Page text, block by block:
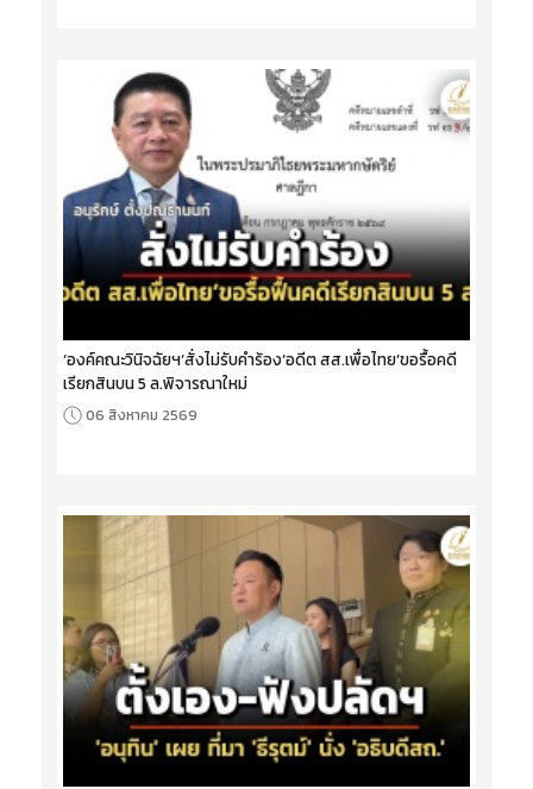
‘องค์คณะวินิจฉัยฯ’สั่งไม่รับคำร้อง‘อดีต สส.เพื่อไทย’ขอรื้อคดี
เรียกสินบน 5 ล.พิจารณาใหม่
06 สิงหาคม 2569